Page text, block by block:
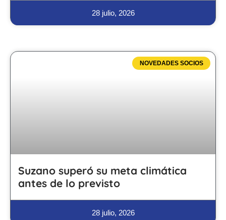
28 julio, 2026
NOVEDADES SOCIOS
Suzano superó su meta climática
antes de lo previsto
28 julio, 2026